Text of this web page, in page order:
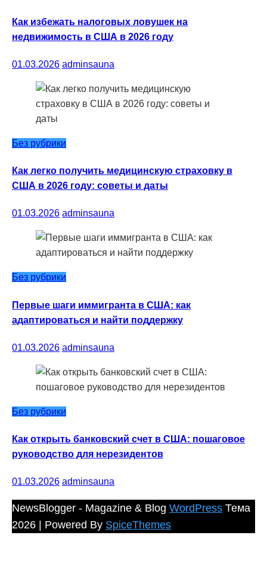
Как избежать налоговых ловушек на
недвижимость в США в 2026 году
01.03.2026 adminsauna
Без рубрики
Как легко получить медицинскую страховку в
США в 2026 году: советы и даты
01.03.2026 adminsauna
Без рубрики
Первые шаги иммигранта в США: как
адаптироваться и найти поддержку
01.03.2026 adminsauna
Без рубрики
Как открыть банковский счет в США: пошаговое
руководство для нерезидентов
01.03.2026 adminsauna
NewsBlogger - Magazine & Blog WordPress Тема
2026 | Powered By SpiceThemes